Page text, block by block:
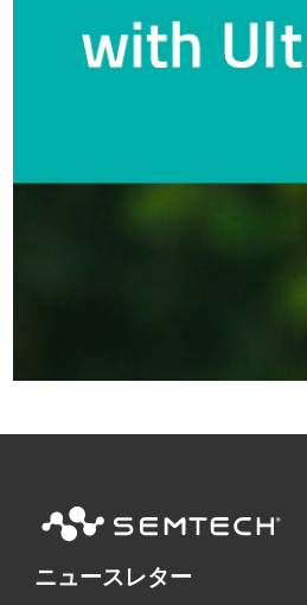
ニュースレター